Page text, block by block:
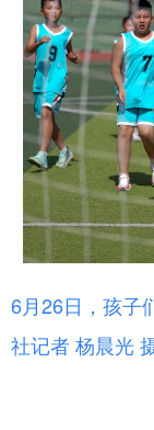
6月26日，孩子
社记者 杨晨光